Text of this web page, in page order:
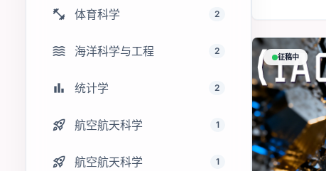
fitness_center 体育科学 2
waves 海洋科学与工程 2
bar_chart 统计学 2
rocket_launch 航空航天科学 1
rocket_launch 航空航天科学 1
征稿中